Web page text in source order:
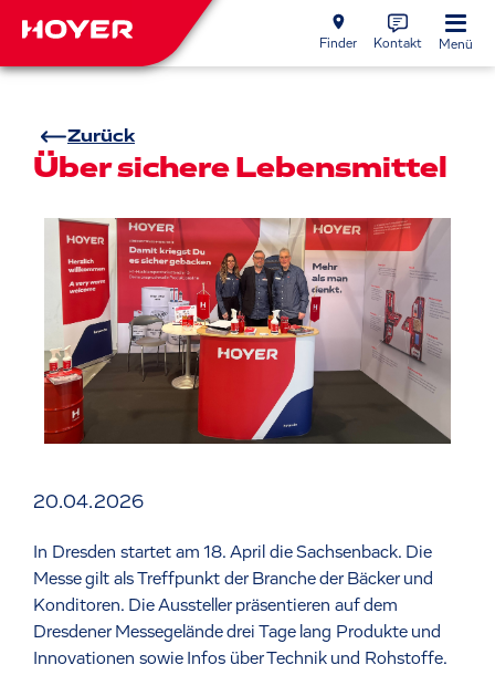
Finder Kontakt Menü
Zurück
Über sichere Lebensmittel
20.04.2026
In Dresden startet am 18. April die Sachsenback. Die
Messe gilt als Treffpunkt der Branche der Bäcker und
Konditoren. Die Aussteller präsentieren auf dem
Dresdener Messegelände drei Tage lang Produkte und
Innovationen sowie Infos über Technik und Rohstoffe.